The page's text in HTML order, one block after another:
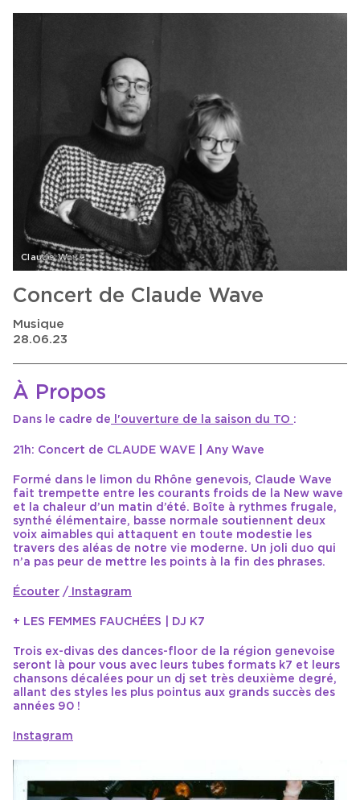
Claude Wave
Concert de Claude Wave
Musique
28.06.23
À Propos
Dans le cadre de l'ouverture de la saison du TO :
21h: Concert de CLAUDE WAVE | Any Wave
Formé dans le limon du Rhône genevois, Claude Wave
fait trempette entre les courants froids de la New wave
et la chaleur d’un matin d’été. Boîte à rythmes frugale,
synthé élémentaire, basse normale soutiennent deux
voix aimables qui attaquent en toute modestie les
travers des aléas de notre vie moderne. Un joli duo qui
n’a pas peur de mettre les points à la fin des phrases.
Écouter / Instagram
+ LES FEMMES FAUCHÉES | DJ K7
Trois ex-divas des dances-floor de la région genevoise
seront là pour vous avec leurs tubes formats k7 et leurs
chansons décalées pour un dj set très deuxième degré,
allant des styles les plus pointus aux grands succès des
années 90 !
Instagram